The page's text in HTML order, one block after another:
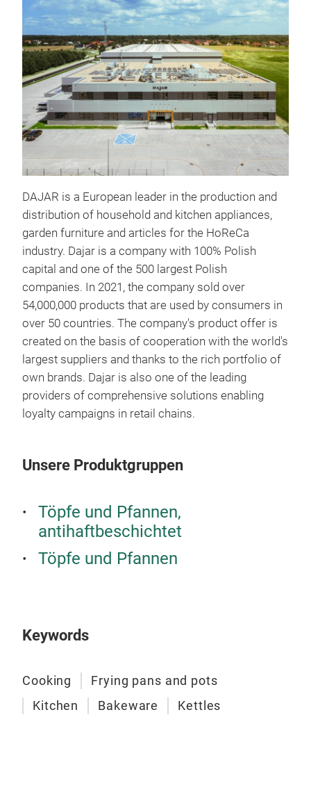
DAJAR is a European leader in the production and
distribution of household and kitchen appliances,
garden furniture and articles for the HoReCa
industry. Dajar is a company with 100% Polish
capital and one of the 500 largest Polish
companies. In 2021, the company sold over
54,000,000 products that are used by consumers in
over 50 countries. The company's product offer is
created on the basis of cooperation with the world's
largest suppliers and thanks to the rich portfolio of
own brands. Dajar is also one of the leading
providers of comprehensive solutions enabling
loyalty campaigns in retail chains.
Unsere Produktgruppen
Töpfe und Pfannen,
antihaftbeschichtet
Töpfe und Pfannen
Keywords
Cooking
Frying pans and pots
Kitchen
Bakeware Kettles